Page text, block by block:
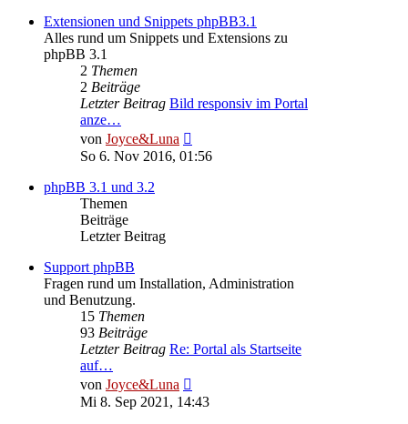
Extensionen und Snippets phpBB3.1
Alles rund um Snippets und Extensions zu
phpBB 3.1
2 Themen
2 Beiträge
Letzter Beitrag Bild responsiv im Portal
anze…
von Joyce&Luna
Beitrag
So 6. Nov 2016, 01:56
phpBB 3.1 und 3.2
Themen
Beiträge
Letzter Beitrag
Support phpBB
Fragen rund um Installation, Administration
und Benutzung.
15 Themen
93 Beiträge
Letzter Beitrag Re: Portal als Startseite
auf…
von Joyce&Luna
Beitrag
Mi 8. Sep 2021, 14:43